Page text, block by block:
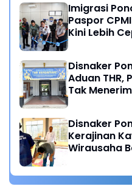
Imigrasi
Paspor
Kini Lebih
Disnaker
Aduan THR,
Tak
Disnaker
Kerajinan
Wirausaha